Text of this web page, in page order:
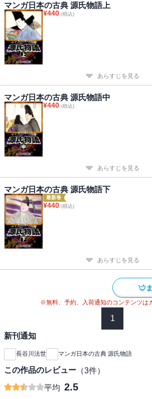
マンガ日本の古典 源氏物語上
¥440 (税込)
あらすじを見る
マンガ日本の古典 源氏物語中
¥440 (税込)
あらすじを見る
マンガ日本の古典 源氏物語下
最新巻
¥440 (税込)
あらすじを見る
※無料、予約、入荷通知のコンテンツは
1
新刊通知
長谷川法世 マンガ日本の古典 源氏物語
この作品のレビュー （3件）
平均 2.5